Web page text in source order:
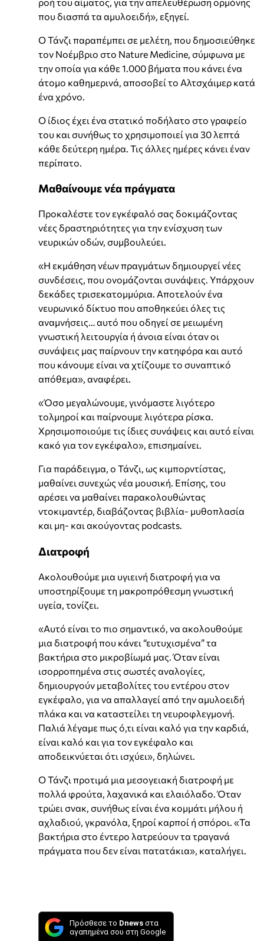
που διασπά τα αμυλοειδή», εξηγεί.
Ο Τάνζι παραπέμπει σε μελέτη, που δημοσιεύθηκε
τον Νοέμβριο στο Nature Medicine, σύμφωνα με
την οποία για κάθε 1.000 βήματα που κάνει ένα
άτομο καθημερινά, αποσοβεί το Αλτσχάιμερ κατά
ένα χρόνο.
Ο ίδιος έχει ένα στατικό ποδήλατο στο γραφείο
του και συνήθως το χρησιμοποιεί για 30 λεπτά
κάθε δεύτερη ημέρα. Τις άλλες ημέρες κάνει έναν
περίπατο.
Μαθαίνουμε νέα πράγματα
Προκαλέστε τον εγκέφαλό σας δοκιμάζοντας
νέες δραστηριότητες για την ενίσχυση των
νευρικών οδών, συμβουλεύει.
«Η εκμάθηση νέων πραγμάτων δημιουργεί νέες
συνδέσεις, που ονομάζονται συνάψεις. Υπάρχουν
δεκάδες τρισεκατομμύρια. Αποτελούν ένα
νευρωνικό δίκτυο που αποθηκεύει όλες τις
αναμνήσεις… αυτό που οδηγεί σε μειωμένη
γνωστική λειτουργία ή άνοια είναι όταν οι
συνάψεις μας παίρνουν την κατηφόρα και αυτό
που κάνουμε είναι να χτίζουμε το συναπτικό
απόθεμα», αναφέρει.
«Όσο μεγαλώνουμε, γινόμαστε λιγότερο
τολμηροί και παίρνουμε λιγότερα ρίσκα.
Χρησιμοποιούμε τις ίδιες συνάψεις και αυτό είναι
κακό για τον εγκέφαλο», επισημαίνει.
Για παράδειγμα, ο Τάνζι, ως κιμπορντίστας,
μαθαίνει συνεχώς νέα μουσική. Επίσης, του
αρέσει να μαθαίνει παρακολουθώντας
ντοκιμαντέρ, διαβάζοντας βιβλία- μυθοπλασία
και μη- και ακούγοντας podcasts.
Διατροφή
Ακολουθούμε μια υγιεινή διατροφή για να
υποστηρίξουμε τη μακροπρόθεσμη γνωστική
υγεία, τονίζει.
«Αυτό είναι το πιο σημαντικό, να ακολουθούμε
μια διατροφή που κάνει “ευτυχισμένα” τα
βακτήρια στο μικροβίωμά μας. Όταν είναι
ισορροπημένα στις σωστές αναλογίες,
δημιουργούν μεταβολίτες του εντέρου στον
εγκέφαλο, για να απαλλαγεί από την αμυλοειδή
πλάκα και να καταστείλει τη νευροφλεγμονή.
Παλιά λέγαμε πως ό,τι είναι καλό για την καρδιά,
είναι καλό και για τον εγκέφαλο και
αποδεικνύεται ότι ισχύει», δηλώνει.
Ο Τάνζι προτιμά μια μεσογειακή διατροφή με
πολλά φρούτα, λαχανικά και ελαιόλαδο. Όταν
τρώει σνακ, συνήθως είναι ένα κομμάτι μήλου ή
αχλαδιού, γκρανόλα, ξηροί καρποί ή σπόροι. «Τα
βακτήρια στο έντερο λατρεύουν τα τραγανά
πράγματα που δεν είναι πατατάκια», καταλήγει.
Πρόσθεσε το Dnews στα
αγαπημένα σου στη Google